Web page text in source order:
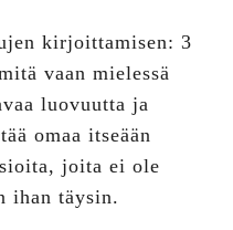
kirjoittamisen: 3
vaan mielessä
luovuutta ja
omaa itseään
joita ei ole
ihan täysin.